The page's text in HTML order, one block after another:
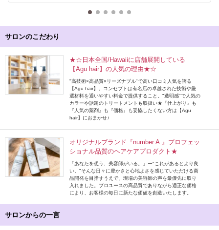
サロンのこだわり
★☆日本全国/Hawaiiに店舗展開している
【Agu hair】の人気の理由★☆
"高技術×高品質×リーズナブル"で高い口コミ人気を誇る
【Agu hair】。コンセプトは有名店の卓越された技術や厳
選材料を通いやすい料金で提供すること。"透明感"で人気の
カラーや話題のトリートメントも取扱い★『仕上がり』も
『人気の薬剤』も『価格』も妥協したくない方は【Agu
hair】におまかせ♪
オリジナルブランド『number A.』プロフェッ
ショナル品質のヘアケアプロダクト★
「あなたを想う、美容師がいる。」ー"これがあるとより良
い。"そんな日々に豊かさと心地よさを感じていただける商
品開発を目指すうえで、現場の美容師の声を最優先に取り
入れました。プロユースの高品質でありながら適正な価格
により、お客様の毎日に新たな価値を創造いたします。
サロンからの一言